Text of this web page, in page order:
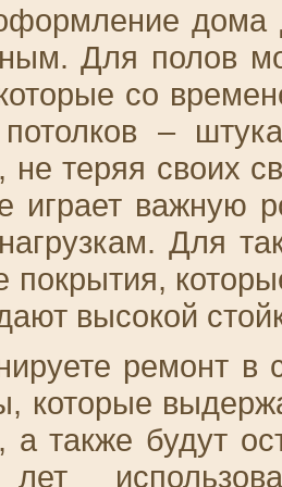
Для полов
со
–
теряя своих
играет важную
Для
покрытия,
высокой
ремонт в
которые
а также будут
лет